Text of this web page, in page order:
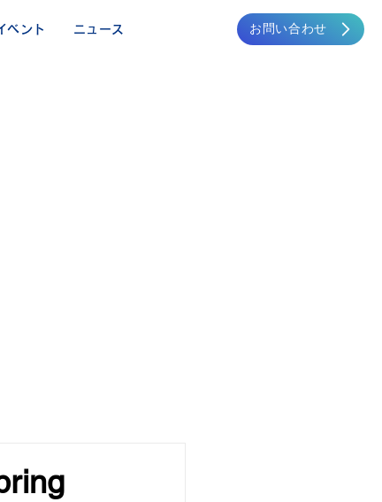
お問い合わせ
ベント ニュース